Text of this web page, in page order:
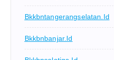
Bkkbntangerangselatan.id
Bkkbnbanjar.id